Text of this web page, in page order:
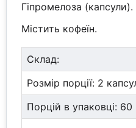
Гіпромелоза (капсули).
Містить кофеїн.
Склад:
Розмір порції: 2
Порцій в упаковці: 60